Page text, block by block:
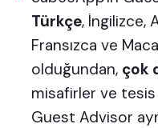
Türkçe, İngilizce,
Fransızca ve
olduğundan, çok
misafirler ve
Guest Advisor